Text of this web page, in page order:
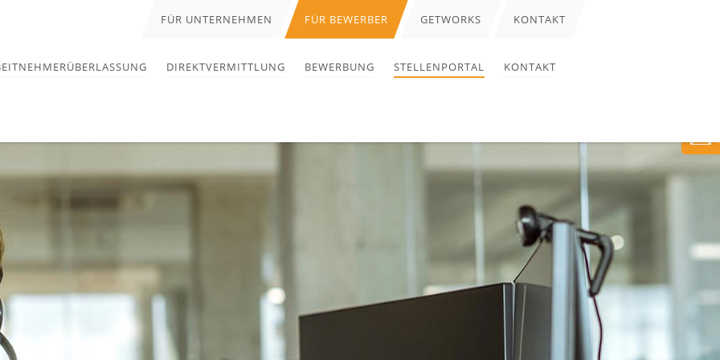
FÜR UNTERNEHMEN FÜR BEWERBER
DIREKTVERMITTLUNG BEWERBUNG STELLENPORTAL KONTAKT
GETWORKS KONTAKT